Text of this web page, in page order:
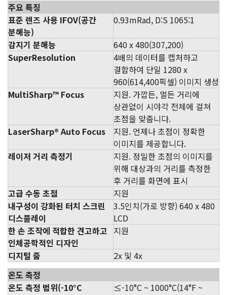
주요 특징
표준 렌즈 사용 IFOV(공간
분해능)
0.93mRad, D:S 1065:1
감지기 분해능
640 x 480(307,200)
SuperResolution
4배의 데이터를 캡처하고
결합하여 단일 1280 x
960(614,400픽셀) 이미지 생성
MultiSharp™ Focus
지원. 가깝든, 멀든 거리에
상관없이 시야각 전체에 걸쳐
초점을 맞춥니다.
LaserSharp® Auto Focus
지원. 언제나 초점이 정확한
이미지를 제공합니다.
레이저 거리 측정기
지원. 정밀한 초점의 이미지를
위해 대상과의 거리를 측정한
후 거리를 화면에 표시
고급 수동 초점
지원
내구성이 강화된 터치 스크린
디스플레이
3.5인치(가로 방향) 640 x 480
LCD
한 손 조작에 적합한 견고하고
인체공학적인 디자인
지원
디지털 줌
2x 및 4x
온도 측정
온도 측정 범위(-10°C
≤-10°C ~ 1000°C(14°F ~